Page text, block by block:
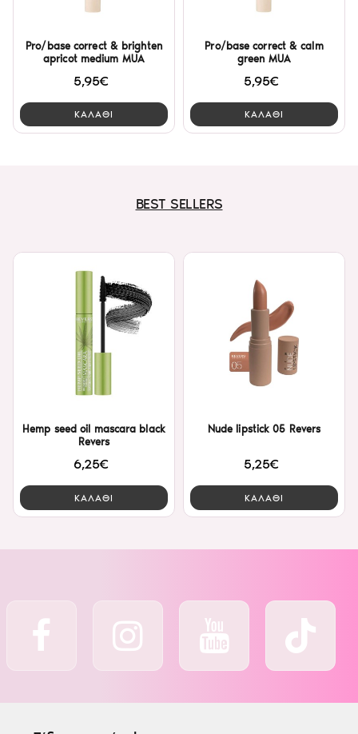
Pro/base correct & brighten
apricot medium MUA
5,95€
ΚΑΛΑΘΙ
Pro/base correct & calm
green MUA
5,95€
ΚΑΛΑΘΙ
BEST SELLERS
Hemp seed oil mascara black
Revers
6,25€
ΚΑΛΑΘΙ
Nude lipstick 05 Revers
5,25€
ΚΑΛΑΘΙ